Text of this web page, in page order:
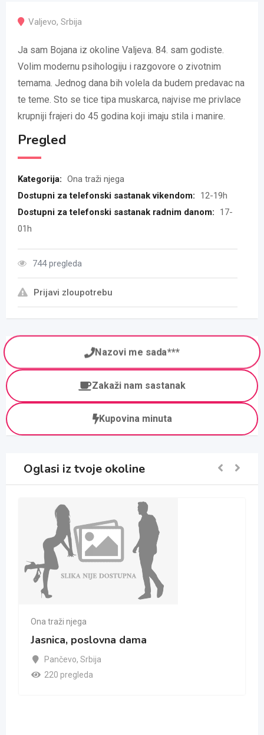
Valjevo, Srbija
Ja sam Bojana iz okoline Valjeva. 84. sam godiste.
Volim modernu psihologiju i razgovore o zivotnim
temama. Jednog dana bih volela da budem predavac na
te teme. Sto se tice tipa muskarca, najvise me privlace
krupniji frajeri do 45 godina koji imaju stila i manire.
Pregled
Kategorija: Ona traži njega
Dostupni za telefonski sastanak vikendom:
12-19h
Dostupni za telefonski sastanak radnim danom:
17-
01h
744 pregleda
Prijavi zloupotrebu
Nazovi me sada***
Zakaži nam sastanak
Kupovina minuta
Oglasi iz tvoje okoline
Ona traži njega
Jasnica, poslovna dama
Pančevo, Srbija
220 pregleda